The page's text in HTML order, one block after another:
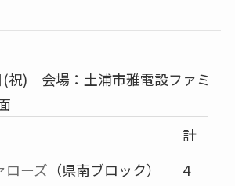
(祝) 会場：土浦市雅電設ファミ
計
ローズ （県南ブロック）
4